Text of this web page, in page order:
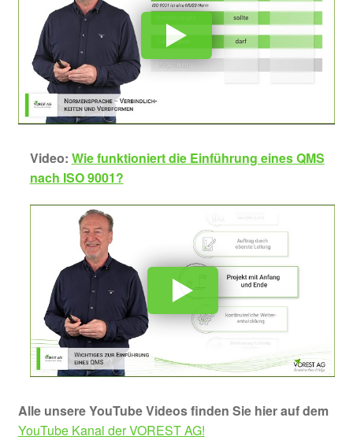
Video: Wie funktioniert die Einführung eines QMS
nach ISO 9001?
Alle unsere YouTube Videos finden Sie hier auf dem
YouTube Kanal der VOREST AG!